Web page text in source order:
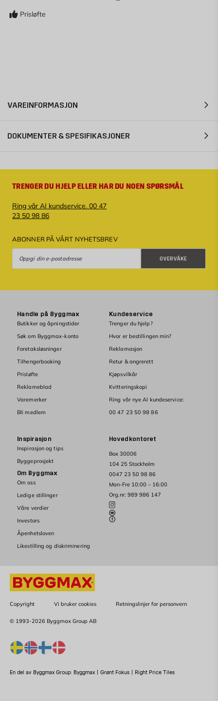
Prisløfte
VAREINFORMASJON
DOKUMENTER & SPESIFIKASJONER
TRENGER DU HJELP ELLER HAR DU NOEN SPØRSMÅL
Ring vår AI kundservice. 00 47
23 50 98 86
ABONNER PÅ VÅRT NYHETSBREV
OVERVÅKE
Hovedkontoret
Box 30006
104 25 Stockholm
0047 23 50 98 86
Man-Fre 10:00 – 16:00
Org.nr: 989 986 147
Handle på Byggmax
Butikker og åpningstider
Søk om Byggmax-konto
Foretaksløsninger
Tilhengerbooking
Prisløfte
Reklameblad
Varemerker
Bli medlem
Kundeservice
Trenger du hjelp?
Hvor er bestillingen min?
Reklamasjon
Retur & angrerett
Kjøpsvilkår
Kvitteringskopi
Ring vår nye AI kundeservice:
00 47 23 50 98 86
Inspirasjon
Inspirasjon og tips
Byggeprosjekt
Om Byggmax
Om oss
Ledige stillinger
Våre verdier
Investors
Åpenhetsloven
Likestilling og diskriminering
Copyright Vi bruker cookies Retningslinjer for personvern
© 1993-2026 Byggmax Group AB
En del av Byggmax Group: Byggmax Grønt Fokus Right Price Tiles